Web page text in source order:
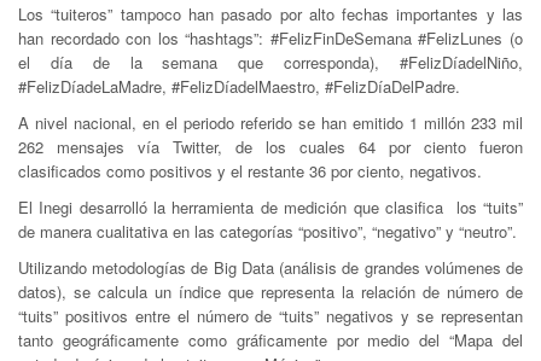
Los “tuiteros” tampoco han pasado por alto fechas importantes y las
han recordado con los “hashtags”: #FelizFinDeSemana #FelizLunes (o
el día de la semana que corresponda), #FelizDíadelNiño,
#FelizDíadeLaMadre, #FelizDíadelMaestro, #FelizDíaDelPadre.
A nivel nacional, en el periodo referido se han emitido 1 millón 233 mil
262 mensajes vía Twitter, de los cuales 64 por ciento fueron
clasificados como positivos y el restante 36 por ciento, negativos.
El Inegi desarrolló la herramienta de medición que clasifica los “tuits”
de manera cualitativa en las categorías “positivo”, “negativo” y “neutro”.
Utilizando metodologías de Big Data (análisis de grandes volúmenes de
datos), se calcula un índice que representa la relación de número de
“tuits” positivos entre el número de “tuits” negativos y se representan
tanto geográficamente como gráficamente por medio del “Mapa del